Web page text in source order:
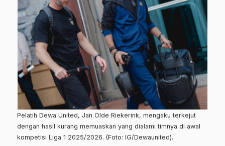
Pelatih Dewa United, Jan Olde Riekerink, mengaku terkejut
dengan hasil kurang memuaskan yang dialami timnya di awal
kompetisi Liga 1 2025/2026. (Foto: IG/Dewaunited).